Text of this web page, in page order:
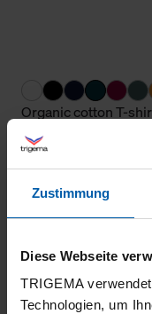
Zustimmung
Diese Webseite
TRIGEMA
Technologien, um
Organic cotton T-